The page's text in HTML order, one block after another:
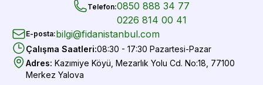
Telefon:0850 888 34 77
0226 814 00 41
E-posta:bilgi@fidanistanbul.com
Çalışma Saatleri:08:30 - 17:30 Pazartesi-Pazar
Adres: Kazımiye Köyü, Mezarlık Yolu Cd. No:18, 77100
Merkez Yalova